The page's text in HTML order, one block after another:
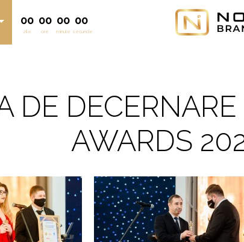
00
zile
00
ore
00
minute
00
secunde
DE
AWARDS